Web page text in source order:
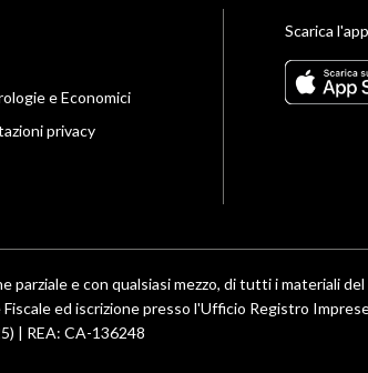
e Economici
privacy
Scarica
e con qualsiasi mezzo, di tutti i materiali
ed iscrizione presso l'Ufficio Registro
| REA: CA-136248